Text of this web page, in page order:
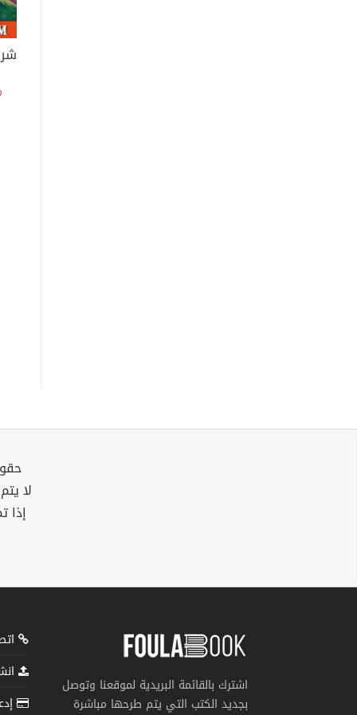
لا
إذا
اشترك بالقائمة البريدية لموقعنا وتوصل
بجديد الكتب التي يتم طرحها مباشرة